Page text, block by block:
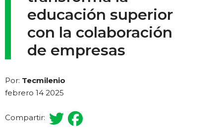
educación superior
con la colaboración
de empresas
Por: Tecmilenio
febrero 14 2025
Compartir: